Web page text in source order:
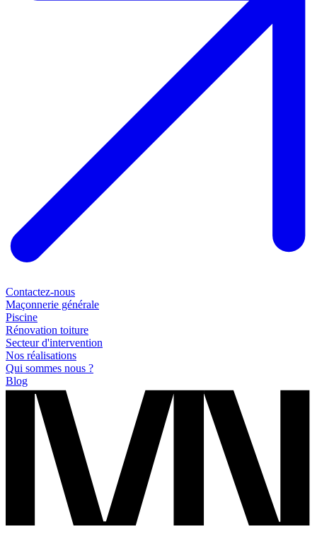
Contactez-nous
Maçonnerie générale
Piscine
Rénovation toiture
Secteur d'intervention
Nos réalisations
Qui sommes nous ?
Blog